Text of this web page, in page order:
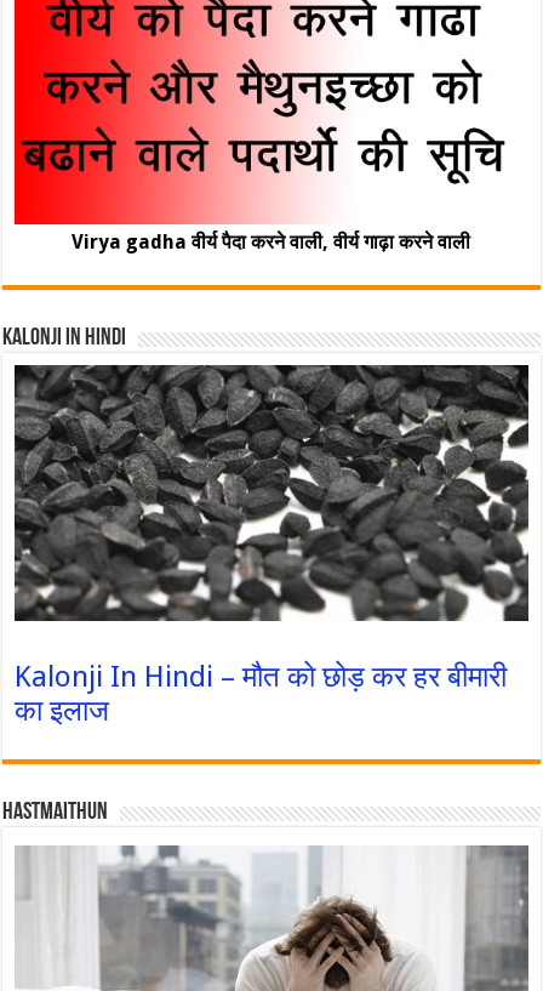
Virya gadha वीर्य पैदा करने वाली, वीर्य गाढ़ा करने वाली
Kalonji In Hindi
Kalonji In Hindi – मौत को छोड़ कर हर बीमारी
का इलाज
Hastmaithun